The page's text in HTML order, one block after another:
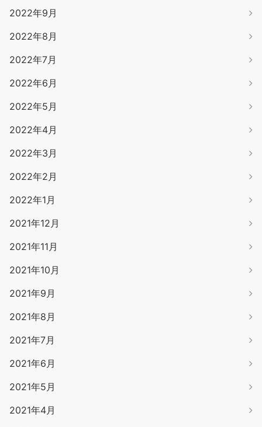
2022年9月
2022年8月
2022年7月
2022年6月
2022年5月
2022年4月
2022年3月
2022年2月
2022年1月
2021年12月
2021年11月
2021年10月
2021年9月
2021年8月
2021年7月
2021年6月
2021年5月
2021年4月